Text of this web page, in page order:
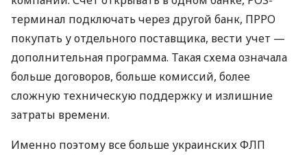
терминал подключать через другой банк, ПРРО
покупать у отдельного поставщика, вести учет —
дополнительная программа. Такая схема означала
больше договоров, больше комиссий, более
сложную техническую поддержку и излишние
затраты времени.
Именно поэтому все больше украинских ФЛП